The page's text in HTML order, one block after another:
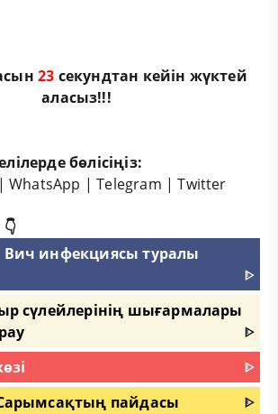
22 секундтан кейін жүктей
аласыз!!!
бөлісіңіз:
|WhatsApp |Telegram |Twitter
инфекциясы туралы
ᐈ
сүлейлерінің шығармалары
ᐈ
ᐈ
пайдасы
ᐈ